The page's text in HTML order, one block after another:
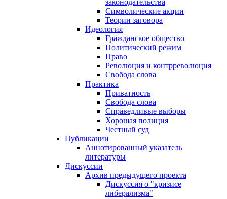
законодательства
Символические акции
Теории заговора
Идеология
Гражданское общество
Политический режим
Право
Революция и контрреволюция
Свобода слова
Практика
Приватность
Свобода слова
Справедливые выборы
Хорошая полиция
Честный суд
Публикации
Аннотированный указатель
литературы
Дискуссии
Архив предыдущего проекта
Дискуссия о "кризисе
либерализма"